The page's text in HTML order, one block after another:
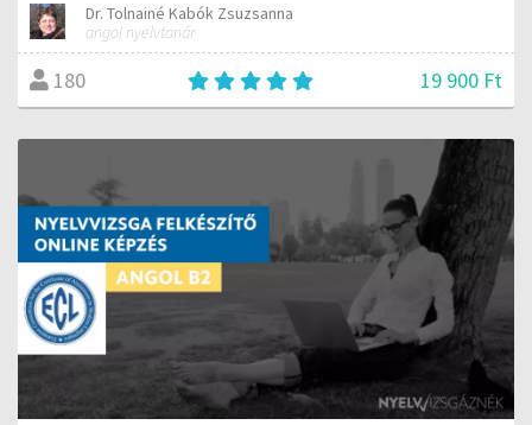
Dr. Tolnainé Kabók Zsuzsanna
angol nyelvtanár
180 19 900 Ft